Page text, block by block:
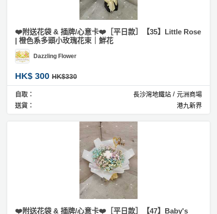
❤️附送花袋 & 插牌/心意卡❤️［平日款］【35】Little Rose
| 橙色系多頭小玫瑰花束｜鮮花
Dazzling Flower
HK$ 300 HK$330
自取：
長沙灣地鐵站 / 元洲商場
送貨：
港九新界
❤️附送花袋 & 插牌/心意卡❤️［平日款］【47】Baby's